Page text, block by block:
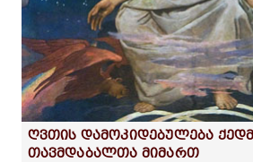
ღვთის დამოკიდებულება
თავმდაბალთა მიმართ